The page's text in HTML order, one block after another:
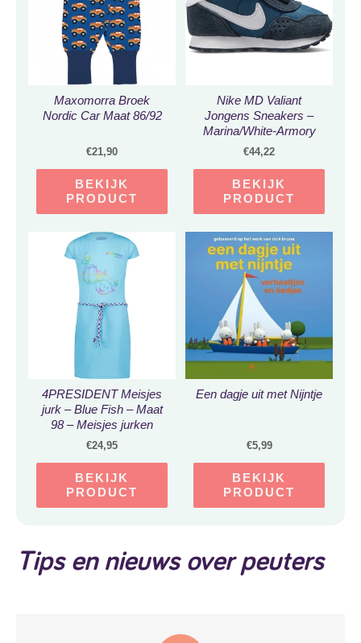
Maxomorra Broek
Nordic Car Maat 86/92
€21,90
BEKIJK
PRODUCT
Nike MD Valiant
Jongens Sneakers –
Marina/White-Armory
Navy – Maat 27
€44,22
BEKIJK
PRODUCT
4PRESIDENT Meisjes
jurk – Blue Fish – Maat
98 – Meisjes jurken
€24,95
BEKIJK
PRODUCT
Een dagje uit met Nijntje
€5,99
BEKIJK
PRODUCT
Tips en nieuws over peuters